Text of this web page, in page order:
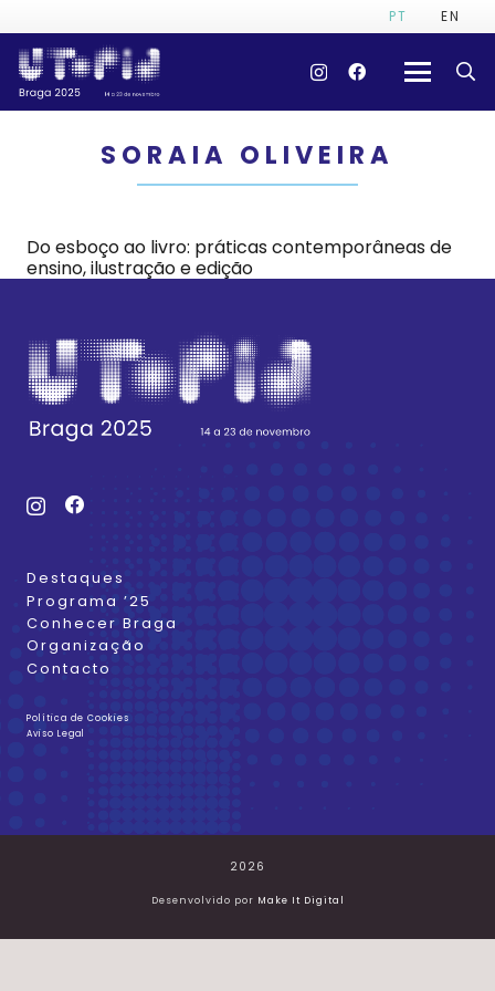
PT EN
SORAIA OLIVEIRA
Do esboço ao livro: práticas contemporâneas de
ensino, ilustração e edição
Destaques
Programa ’25
Conhecer Braga
Organização
Contacto
Política de Cookies
Aviso Legal
2026
Desenvolvido por Make It Digital